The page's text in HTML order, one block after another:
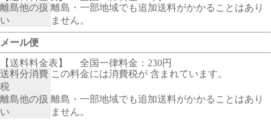
離島他の扱
い
離島・一部地域でも追加送料がかかることはあり
ません。
メール便
【送料料金表】
全国一律料金：230円
送料分消費
税
この料金には消費税が 含まれています。
離島他の扱
い
離島・一部地域でも追加送料がかかることはあり
ません。